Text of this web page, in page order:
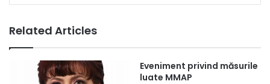
Related Articles
Eveniment privind măsurile
luate MMAP